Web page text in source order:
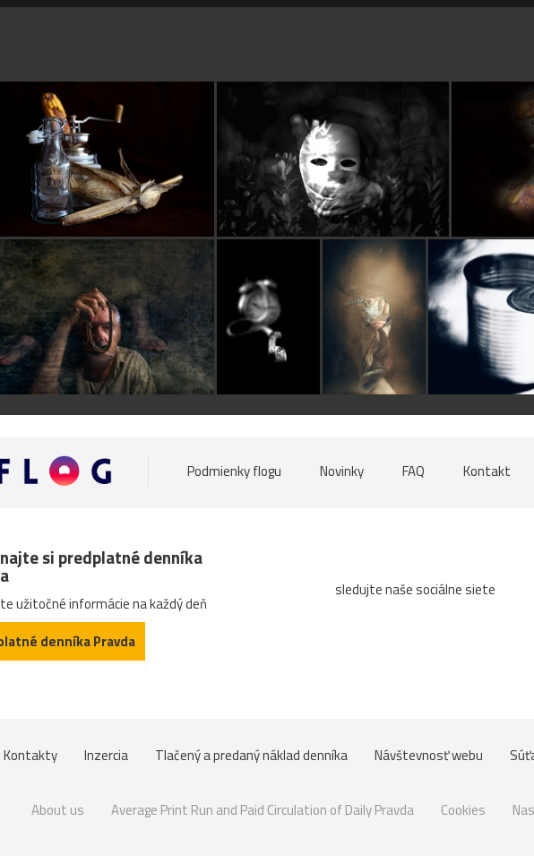
Podmienky flogu Novinky FAQ Kontakt
si predplatné denníka
užitočné informácie na každý deň
denníka Pravda
sledujte naše sociálne siete
Kontakty Inzercia Tlačený a predaný náklad denníka Návštevnosť webu
About us Average Print Run and Paid Circulation of Daily Pravda Cookies